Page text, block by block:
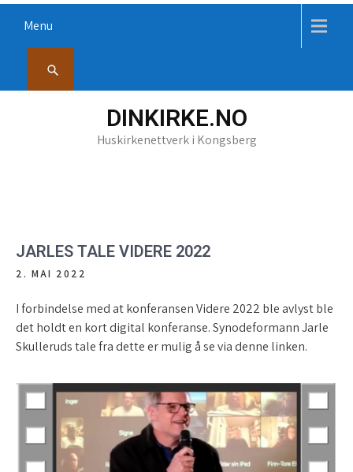
content
Menu
DINKIRKE.NO
Huskirkenettverk i Kongsberg
JARLES TALE VIDERE 2022
2. MAI 2022
I forbindelse med at konferansen Videre 2022 ble avlyst ble
det holdt en kort digital konferanse. Synodeformann Jarle
Skulleruds tale fra dette er mulig å se via denne linken.